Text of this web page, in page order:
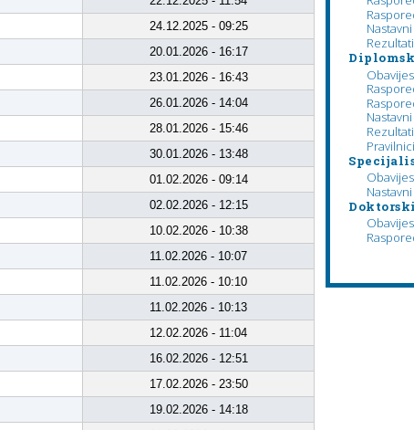
24.12.2025 - 09:25
20.01.2026 - 16:17
23.01.2026 - 16:43
26.01.2026 - 14:04
28.01.2026 - 15:46
30.01.2026 - 13:48
01.02.2026 - 09:14
02.02.2026 - 12:15
10.02.2026 - 10:38
11.02.2026 - 10:07
11.02.2026 - 10:10
11.02.2026 - 10:13
12.02.2026 - 11:04
16.02.2026 - 12:51
17.02.2026 - 23:50
19.02.2026 - 14:18